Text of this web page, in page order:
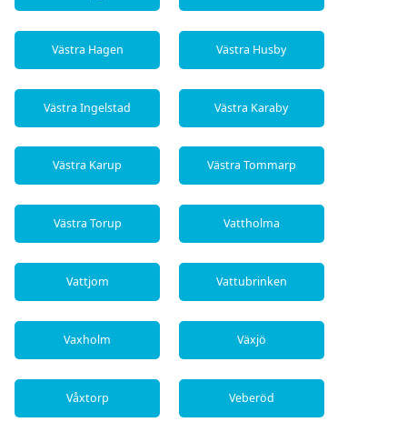
Västra Hagen Västra Husby
Västra Ingelstad Västra Karaby
Västra Karup Västra Tommarp
Västra Torup Vattholma
Vattjom Vattubrinken
Vaxholm Växjö
Våxtorp Veberöd